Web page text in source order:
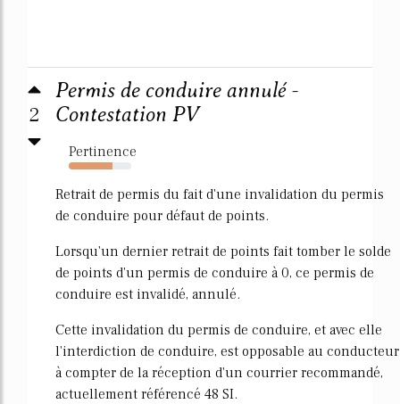
2
Permis de conduire annulé -
Contestation PV
Pertinence
70%
Retrait de permis du fait d'une invalidation du permis
de conduire pour défaut de points.
Lorsqu'un dernier retrait de points fait tomber le solde
de points d'un permis de conduire à 0, ce permis de
conduire est invalidé, annulé.
Cette invalidation du permis de conduire, et avec elle
l'interdiction de conduire, est opposable au conducteur
à compter de la réception d'un courrier recommandé,
actuellement référencé 48 SI.